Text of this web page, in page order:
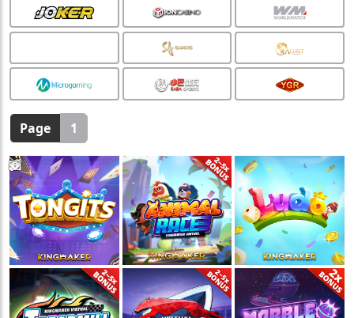
🏮
Page 1